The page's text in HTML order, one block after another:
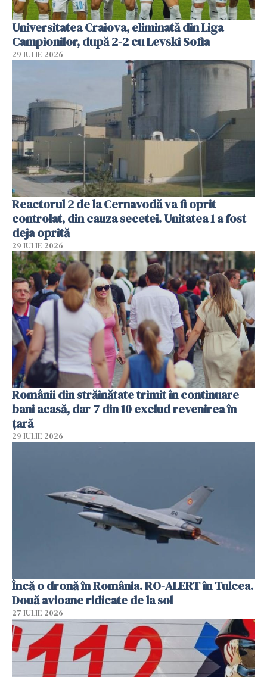
Universitatea Craiova, eliminată din Liga
Campionilor, după 2-2 cu Levski Sofia
29 IULIE 2026
Reactorul 2 de la Cernavodă va fi oprit
controlat, din cauza secetei. Unitatea 1 a fost
deja oprită
29 IULIE 2026
Românii din străinătate trimit în continuare
bani acasă, dar 7 din 10 exclud revenirea în
țară
29 IULIE 2026
Încă o dronă în România. RO-ALERT în Tulcea.
Două avioane ridicate de la sol
27 IULIE 2026